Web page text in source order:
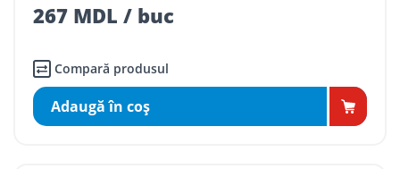
267 MDL / buc
Compară produsul
Adaugă în coş